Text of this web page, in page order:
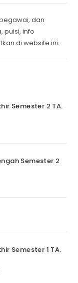
dan
puisi, info
di website ini.
Semester 2 TA.
Semester 2
Semester 1 TA.